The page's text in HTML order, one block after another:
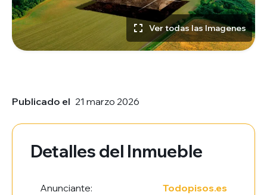
Ver todas las Imagenes
Publicado el 21 marzo 2026
Detalles del Inmueble
Anunciante: Todopisos.es